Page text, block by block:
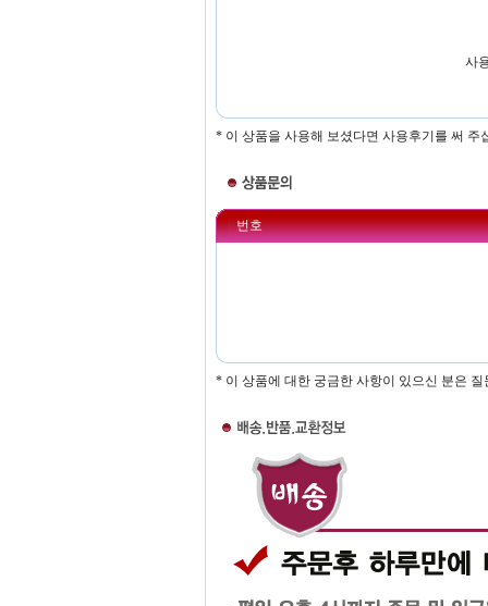
사
* 이 상품을 사용해 보셨다면 사용후기를 써 주
번호
* 이 상품에 대한 궁금한 사항이 있으신 분은